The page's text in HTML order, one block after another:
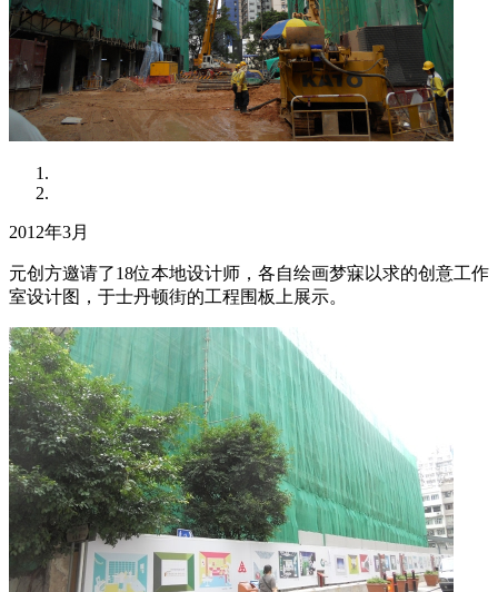
2012年3月
元创方邀请了18位本地设计师，各自绘画梦寐以求的创意工作
室设计图，于士丹顿街的工程围板上展示。